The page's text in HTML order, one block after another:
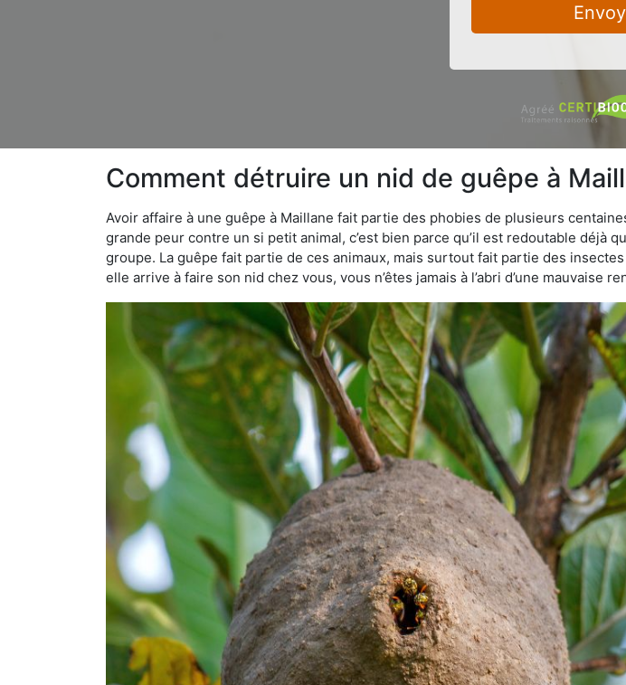
Comment détruire un nid de guêpe à
Avoir affaire à une guêpe à Maillane fait partie des phobies de plusieurs
grande peur contre un si petit animal, c’est bien parce qu’il est redoutable déjà
groupe. La guêpe fait partie de ces animaux, mais surtout fait partie des
elle arrive à faire son nid chez vous, vous n’êtes jamais à l’abri d’une mauvaise